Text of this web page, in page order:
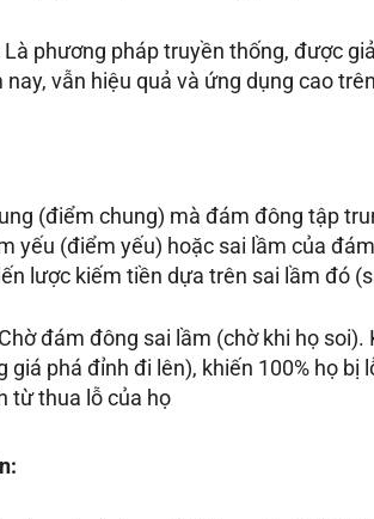
Là phương pháp truyền thống, được
nay, vẫn hiệu quả và ứng dụng cao
(điểm chung) mà đám đông tập
yếu (điểm yếu) hoặc sai lầm của
lược kiếm tiền dựa trên sai lầm đó
Chờ đám đông sai lầm (chờ khi họ
giá phá đỉnh đi lên), khiến 100% họ bị
từ thua lỗ của họ